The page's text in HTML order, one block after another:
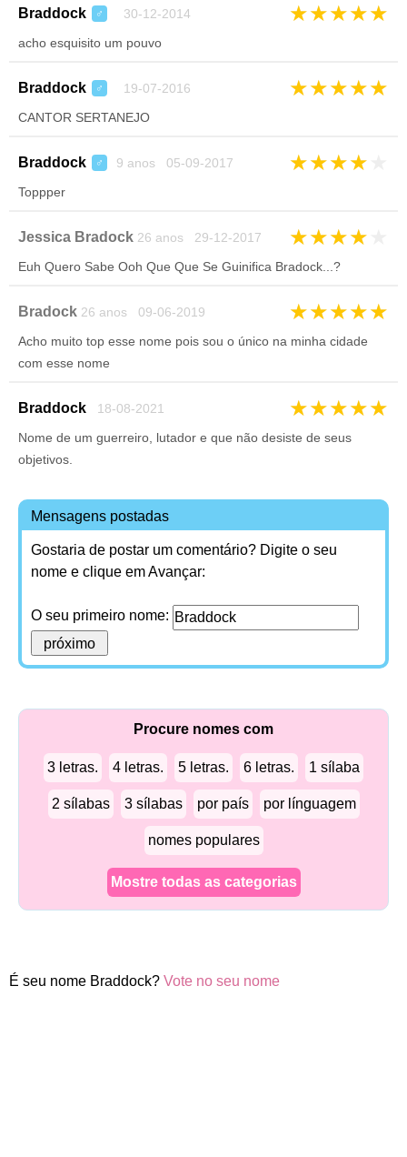
Braddock ♂ 30-12-2014 ★★★★★
acho esquisito um pouvo
Braddock ♂ 19-07-2016 ★★★★★
CANTOR SERTANEJO
Braddock ♂ 9 anos 05-09-2017 ★★★★
Toppper
Jessica Bradock 26 anos 29-12-2017 ★★★★
Euh Quero Sabe Ooh Que Que Se Guinifica Bradock...?
Bradock 26 anos 09-06-2019 ★★★★★
Acho muito top esse nome pois sou o único na minha cidade
com esse nome
Braddock 18-08-2021 ★★★★★
Nome de um guerreiro, lutador e que não desiste de seus
objetivos.
Mensagens postadas
Gostaria de postar um comentário? Digite o seu
nome e clique em Avançar:
O seu primeiro nome:
Procure nomes com
3 letras. 4 letras. 5 letras. 6 letras. 1 sílaba
2 sílabas 3 sílabas por país por línguagem
nomes populares
Mostre todas as categorias
É seu nome Braddock? Vote no seu nome